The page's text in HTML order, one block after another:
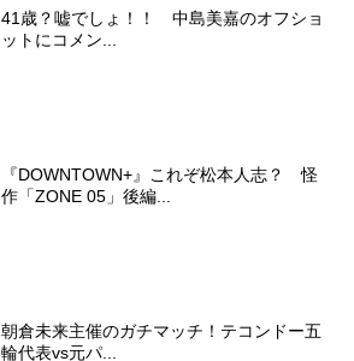
41歳？嘘でしょ！！ 中島美嘉のオフショ
ットにコメン...
『DOWNTOWN+』これぞ松本人志？ 怪
作「ZONE 05」後編...
朝倉未来主催のガチマッチ！テコンドー五
輪代表vs元パ...